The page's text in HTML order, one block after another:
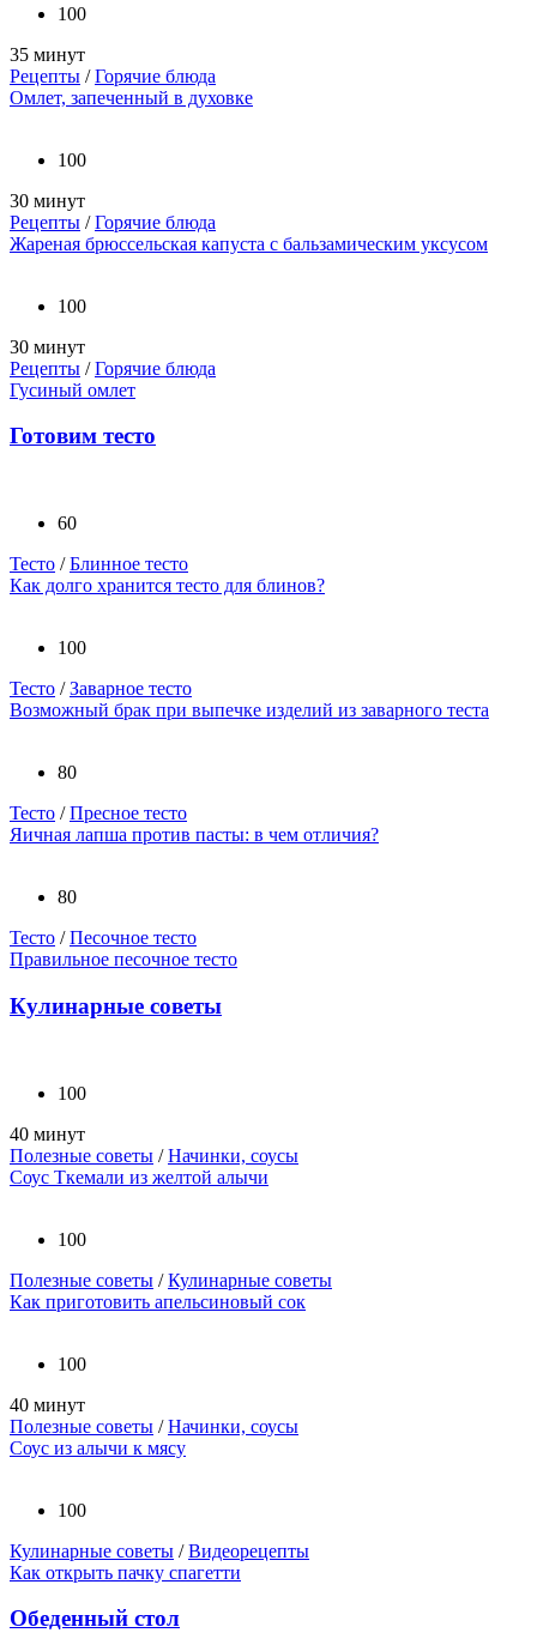
100
35 минут
Рецепты /Горячие блюда
Омлет, запеченный в духовке
100
30 минут
Рецепты /Горячие блюда
Жареная брюссельская капуста с бальзамическим уксусом
100
30 минут
Рецепты /Горячие блюда
Гусиный омлет
Готовим тесто
60
Тесто /Блинное тесто
Как долго хранится тесто для блинов?
100
Тесто /Заварное тесто
Возможный брак при выпечке изделий из заварного теста
80
Тесто /Пресное тесто
Яичная лапша против пасты: в чем отличия?
80
Тесто /Песочное тесто
Правильное песочное тесто
Кулинарные советы
100
40 минут
Полезные советы /Начинки, соусы
Соус Ткемали из желтой алычи
100
Полезные советы /Кулинарные советы
Как приготовить апельсиновый сок
100
40 минут
Полезные советы /Начинки, соусы
Соус из алычи к мясу
100
Кулинарные советы /Видеорецепты
Как открыть пачку спагетти
Обеденный стол